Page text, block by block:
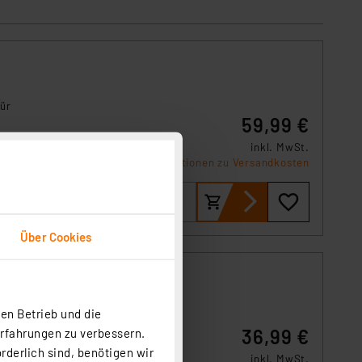
Über Cookies
Betrieb und die
zu verbessern.
sind, benötigen wir
für
59,99 €
inkl. MwSt.
Informationen zu Versandkosten
Mit
36,99 €
inkl. MwSt.